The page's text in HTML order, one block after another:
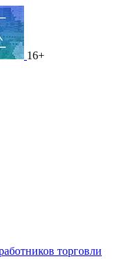
16+
торговли